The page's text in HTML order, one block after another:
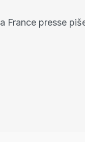
France presse